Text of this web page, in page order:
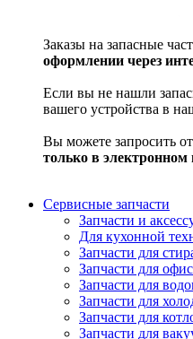
Заказы на запасные
оформлении через
Если вы не нашли
вашего устройства в
Вы можете запросить
только в электронном
Сервисные запчасти
Запчасти и
Для кухонной
Запчасти для
Запчасти для
Запчасти для
Запчасти для
Запчасти для
Запчасти для